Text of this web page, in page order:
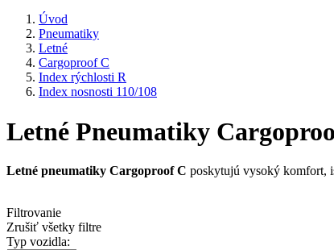
Úvod
Pneumatiky
Letné
Cargoproof C
Index rýchlosti R
Index nosnosti 110/108
Letné Pneumatiky
Letné pneumatiky Cargoproof C poskytujú vysoký komfort,
Filtrovanie
Zrušiť všetky filtre
Typ vozidla: